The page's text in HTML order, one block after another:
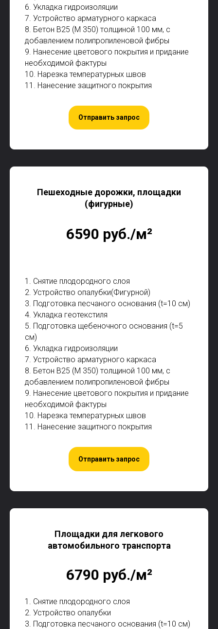
6. Укладка гидроизоляции
7. Устройство арматурного каркаса
8. Бетон В25 (М 350) толщиной 100 мм, с
добавлением полипропиленовой фибры
9. Нанесение цветового покрытия и придание
необходимой фактуры
10. Нарезка температурных швов
11. Нанесение защитного покрытия
Отправить запрос
Пешеходные дорожки, площадки
(фигурные)
6590 руб./м²
1. Снятие плодородного слоя
2. Устройство опалубки(Фигурной)
3. Подготовка песчаного основания (t=10 см)
4. Укладка геотекстиля
5. Подготовка щебеночного основания (t=5
см)
6. Укладка гидроизоляции
7. Устройство арматурного каркаса
8. Бетон В25 (М 350) толщиной 100 мм, с
добавлением полипропиленовой фибры
9. Нанесение цветового покрытия и придание
необходимой фактуры
10. Нарезка температурных швов
11. Нанесение защитного покрытия
Отправить запрос
Площадки для легкового
автомобильного транспорта
6790 руб./м²
1. Снятие плодородного слоя
2. Устройство опалубки
3. Подготовка песчаного основания (t=10 см)